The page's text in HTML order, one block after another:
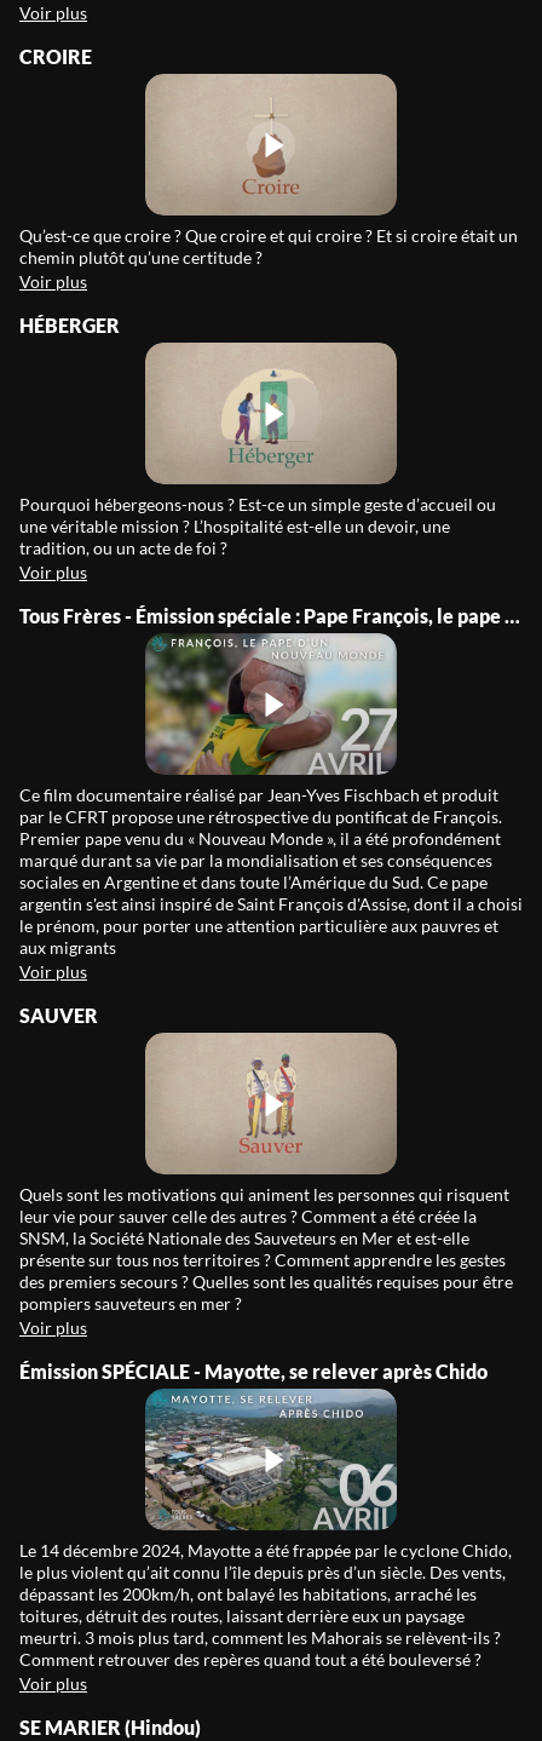
Voir plus
CROIRE
Qu’est-ce que croire ? Que croire et qui croire ? Et si croire était un
chemin plutôt qu’une certitude ?
Voir plus
HÉBERGER
Pourquoi hébergeons-nous ? Est-ce un simple geste d’accueil ou
une véritable mission ? L’hospitalité est-elle un devoir, une
tradition, ou un acte de foi ?
Voir plus
Tous Frères - Émission spéciale : Pape François, le pape d'un nouveau monde
Ce film documentaire réalisé par Jean-Yves Fischbach et produit
par le CFRT propose une rétrospective du pontificat de François.
Premier pape venu du « Nouveau Monde », il a été profondément
marqué durant sa vie par la mondialisation et ses conséquences
sociales en Argentine et dans toute l’Amérique du Sud. Ce pape
argentin s'est ainsi inspiré de Saint François d'Assise, dont il a choisi
le prénom, pour porter une attention particulière aux pauvres et
aux migrants
Voir plus
SAUVER
Quels sont les motivations qui animent les personnes qui risquent
leur vie pour sauver celle des autres ? Comment a été créée la
SNSM, la Société Nationale des Sauveteurs en Mer et est-elle
présente sur tous nos territoires ? Comment apprendre les gestes
des premiers secours ? Quelles sont les qualités requises pour être
pompiers sauveteurs en mer ?
Voir plus
Émission SPÉCIALE - Mayotte, se relever après Chido
Le 14 décembre 2024, Mayotte a été frappée par le cyclone Chido,
le plus violent qu’ait connu l’île depuis près d’un siècle. Des vents,
dépassant les 200km/h, ont balayé les habitations, arraché les
toitures, détruit des routes, laissant derrière eux un paysage
meurtri. 3 mois plus tard, comment les Mahorais se relèvent-ils ?
Comment retrouver des repères quand tout a été bouleversé ?
Voir plus
SE MARIER (Hindou)